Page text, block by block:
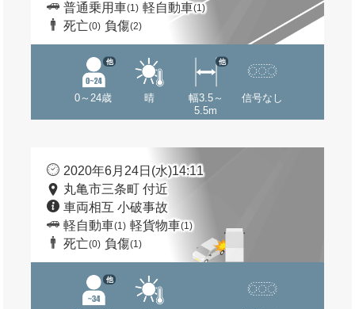
普通乗用車(1) 軽自動車(1)
死亡(0) 負傷(2)
0～24歳
他
晴
幅3.5～
5.5m
他
信号なし
2020年6月24日(水)14:11
丸亀市三条町 付近
車両相互 小破事故
軽自動車(1) 軽貨物車(1)
死亡(0) 負傷(1)
他